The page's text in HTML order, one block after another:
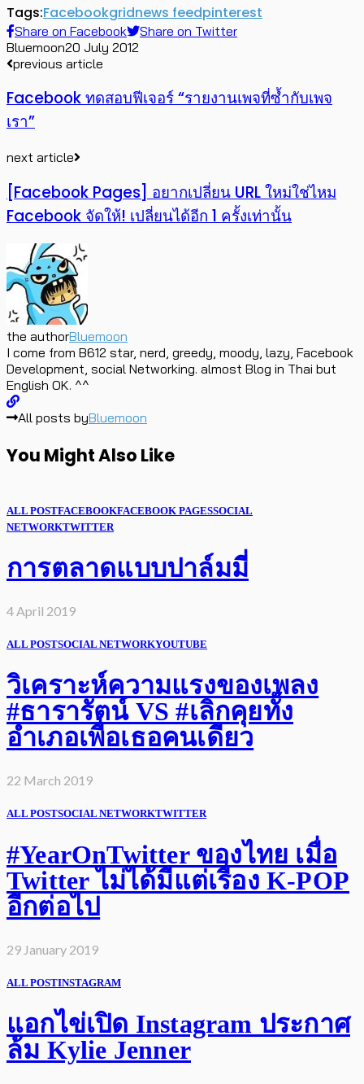
Tags:Facebookgridnews feedpinterest
Share on Facebook
Share on Twitter
Bluemoon20 July 2012
previous article
Facebook ทดสอบฟีเจอร์ “รายงานเพจที่ซ้ำกับเพจ
เรา”
next article
[Facebook Pages] อยากเปลี่ยน URL ใหม่ใช่ไหม
Facebook จัดให้! เปลี่ยนได้อีก 1 ครั้งเท่านั้น
the authorBluemoon
I come from B612 star, nerd, greedy, moody, lazy, Facebook
Development, social Networking. almost Blog in Thai but
English OK. ^^
All posts byBluemoon
You Might Also Like
ALL POSTFACEBOOKFACEBOOK PAGESSOCIAL
NETWORKTWITTER
การตลาดแบบปาล์มมี่
4 April 2019
ALL POSTSOCIAL NETWORKYOUTUBE
วิเคราะห์ความแรงของเพลง
#ธารารัตน์ VS #เลิกคุยทั้ง
อำเภอเพื่อเธอคนเดียว
22 March 2019
ALL POSTSOCIAL NETWORKTWITTER
#YearOnTwitter ของไทย เมื่อ
Twitter ไม่ได้มีแต่เรื่อง K-POP
อีกต่อไป
29 January 2019
ALL POSTINSTAGRAM
แอกไข่เปิด Instagram ประกาศ
ล้ม Kylie Jenner